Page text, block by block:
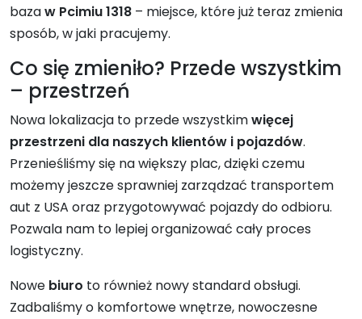
bazaw Pcimiu 1318 – miejsce, które już teraz zmienia
sposób, w jaki pracujemy.
Co się zmieniło? Przede wszystkim
– przestrzeń
Nowa lokalizacja to przede wszystkimwięcej
przestrzeni dla naszych klientów i pojazdów.
Przenieśliśmy się na większy plac, dzięki czemu
możemy jeszcze sprawniej zarządzać transportem
aut z USA oraz przygotowywać pojazdy do odbioru.
Pozwala nam to lepiej organizować cały proces
logistyczny.
Nowe biuro to również nowy standard obsługi.
Zadbaliśmy o komfortowe wnętrze, nowoczesne